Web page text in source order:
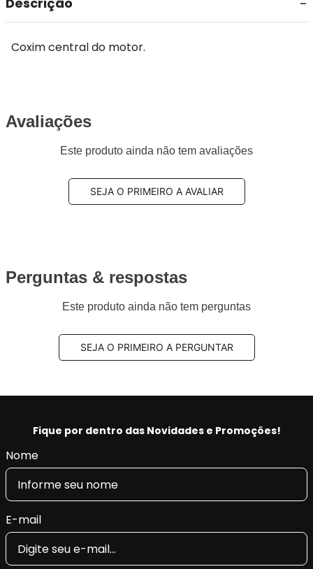
Coxim central do motor.
Avaliações
Este produto ainda não tem avaliações
SEJA O PRIMEIRO A AVALIAR
Perguntas & respostas
Este produto ainda não tem perguntas
SEJA O PRIMEIRO A PERGUNTAR
Fique por dentro das Novidades e Promoções!
Nome
E-mail